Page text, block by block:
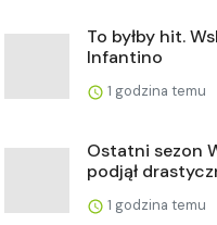
To byłby hit.
Infantino
1 godzina temu
Ostatni sezon
podjął
1 godzina temu